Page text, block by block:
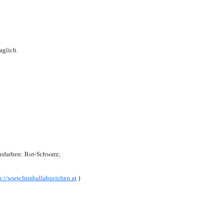
Rot-Schwarz;
www.fussballabzeichen.at )